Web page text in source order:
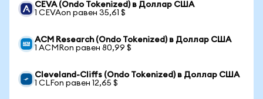
CEVA (Ondo Tokenized) в Доллар США
1 CEVAon равен 35,61 $
ACM Research (Ondo Tokenized) в Доллар США
1 ACMRon равен 80,99 $
Cleveland-Cliffs (Ondo Tokenized) в Доллар США
1 CLFon равен 12,65 $